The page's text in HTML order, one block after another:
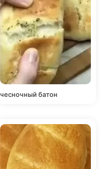
чесночный батон